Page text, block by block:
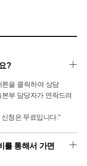
차장은
같아서 좋았어요!
만나서 투어를
호텔들과 다르게
확하게 구분이
깔끔하게 예뻤어요.
해보였구요. 하지만
아쉽더라구요ᅲ
?
을 클릭하여 상담
부 담당자가 연락드려
청은 무료입니다."
를 통해서 가면